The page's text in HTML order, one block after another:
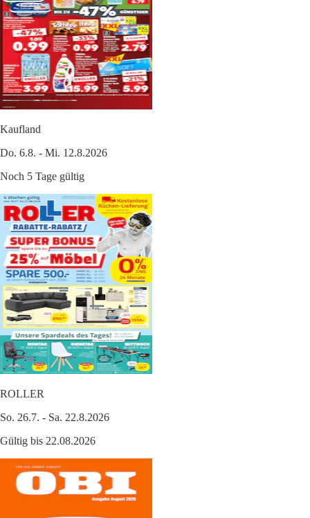
Kaufland
Do. 6.8. - Mi. 12.8.2026
Noch 5 Tage gültig
ROLLER
So. 26.7. - Sa. 22.8.2026
Gültig bis 22.08.2026